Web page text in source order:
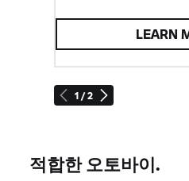
1 / 2
LEARN
적합한 오토바이.